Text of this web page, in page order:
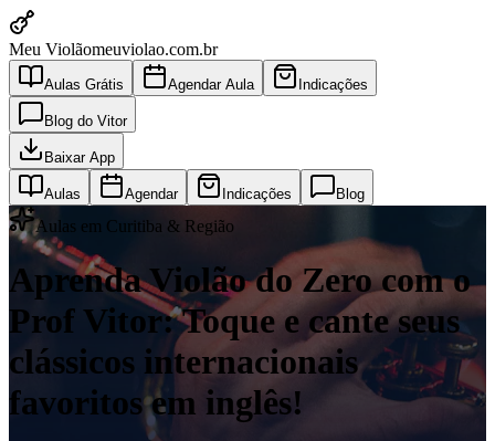
Meu Violãomeuviolao.com.br
Aulas Grátis Agendar Aula Indicações
Blog do Vitor
Baixar App
Aulas Agendar Indicações Blog
Aulas em Curitiba & Região
Aprenda Violão do Zero com o
Prof Vitor: Toque e cante seus
clássicos internacionais
favoritos em inglês!